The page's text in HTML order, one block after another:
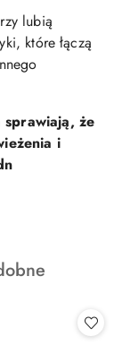
lubią
które łączą
sprawiają, że
i